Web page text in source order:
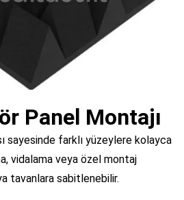
Panel Montajı
sayesinde farklı yüzeylere kolayca
vidalama veya özel montaj
tavanlara sabitlenebilir.